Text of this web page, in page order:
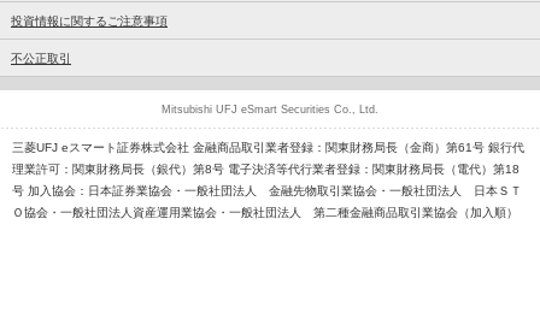
投資情報に関するご注意事項
不公正取引
三菱UFJ eスマート証券株式会社 金融商品取引業者登録：関東財務局長（金商）第61号 銀行代
理業許可：関東財務局長（銀代）第8号 電子決済等代行業者登録：関東財務局長（電代）第18
号 加入協会：日本証券業協会・一般社団法人 金融先物取引業協会・一般社団法人 日本ＳＴ
Ｏ協会・一般社団法人資産運用業協会・一般社団法人 第二種金融商品取引業協会（加入順）
Mitsubishi UFJ eSmart Securities Co., Ltd.